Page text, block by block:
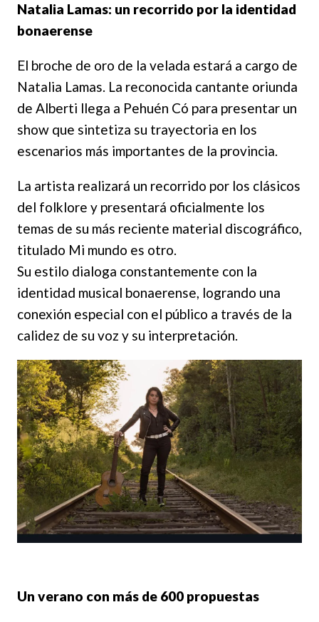
Natalia Lamas: un recorrido por la identidad
bonaerense
El broche de oro de la velada estará a cargo de
Natalia Lamas. La reconocida cantante oriunda
de Alberti llega a Pehuén Có para presentar un
show que sintetiza su trayectoria en los
escenarios más importantes de la provincia.
La artista realizará un recorrido por los clásicos
del folklore y presentará oficialmente los
temas de su más reciente material discográfico,
titulado Mi mundo es otro.
Su estilo dialoga constantemente con la
identidad musical bonaerense, logrando una
conexión especial con el público a través de la
calidez de su voz y su interpretación.
Un verano con más de 600 propuestas